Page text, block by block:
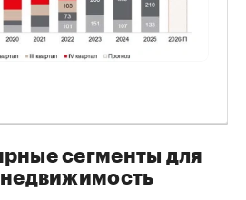
сегменты для